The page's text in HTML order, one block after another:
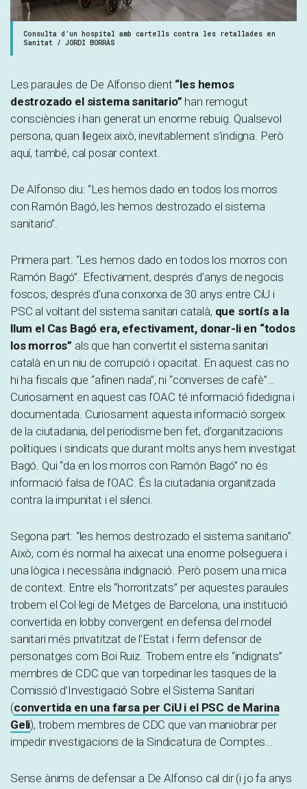
Consulta d’un hospital amb cartells contra les retallades en
Sanitat / JORDI BORRÀS
Les paraules de De Alfonso dient “les hemos
destrozado el sistema sanitario” han remogut
consciències i han generat un enorme rebuig. Qualsevol
persona, quan llegeix això, inevitablement s’indigna. Però
aquí, també, cal posar context.
De Alfonso diu: “Les hemos dado en todos los morros
con Ramón Bagó, les hemos destrozado el sistema
sanitario”.
Primera part: “Les hemos dado en todos los morros con
Ramón Bagó”. Efectivament, després d’anys de negocis
foscos, després d’una conxorxa de 30 anys entre CiU i
PSC al voltant del sistema sanitari català, que sortís a la
llum el Cas Bagó era, efectivament, donar-li en “todos
los morros” als que han convertit el sistema sanitari
català en un niu de corrupció i opacitat. En aquest cas no
hi ha fiscals que “afinen nada”, ni “converses de cafè”…
Curiosament en aquest cas l’OAC té informació fidedigna i
documentada. Curiosament aquesta informació sorgeix
de la ciutadania, del periodisme ben fet, d’organitzacions
polítiques i sindicats que durant molts anys hem investigat
Bagó. Qui “da en los morros con Ramón Bagó” no és
informació falsa de l’OAC. És la ciutadania organitzada
contra la impunitat i el silenci.
Segona part: “les hemos destrozado el sistema sanitario”.
Això, com és normal ha aixecat una enorme polseguera i
una lògica i necessària indignació. Però posem una mica
de context. Entre els “horroritzats” per aquestes paraules
trobem el Col·legi de Metges de Barcelona, una institució
convertida en lobby convergent en defensa del model
sanitari més privatitzat de l’Estat i ferm defensor de
personatges com Boi Ruiz. Trobem entre els “indignats”
membres de CDC que van torpedinar les tasques de la
Comissió d’Investigació Sobre el Sistema Sanitari
(convertida en una farsa per CiU i el PSC de Marina
Geli), trobem membres de CDC que van maniobrar per
impedir investigacions de la Sindicatura de Comptes…
Sense ànims de defensar a De Alfonso cal dir (i jo fa anys